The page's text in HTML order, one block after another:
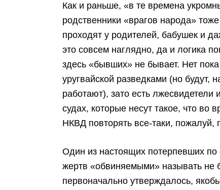
Как и раньше, «в те времена
родственники «врагов народа»
проходят у родителей, бабушек и
это совсем наглядно, да и логика
здесь «бывших» не бывает. Нет
уругвайской разведками (но
работают), зато есть
судах, которые несут такое, что во
НКВД повторять все-таки, пожалуй,
Один из настоящих потерпевших по
жертв «обвиняемыми» называть
первоначально утверждалось,